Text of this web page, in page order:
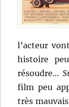
l’acteur
histoire
résoudre…
film peu
très